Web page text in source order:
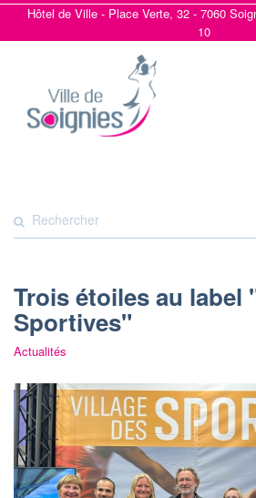
Hôtel de Ville - Place Verte, 32 - 7060
10
Trois étoiles au label
Sportives"
Actualités